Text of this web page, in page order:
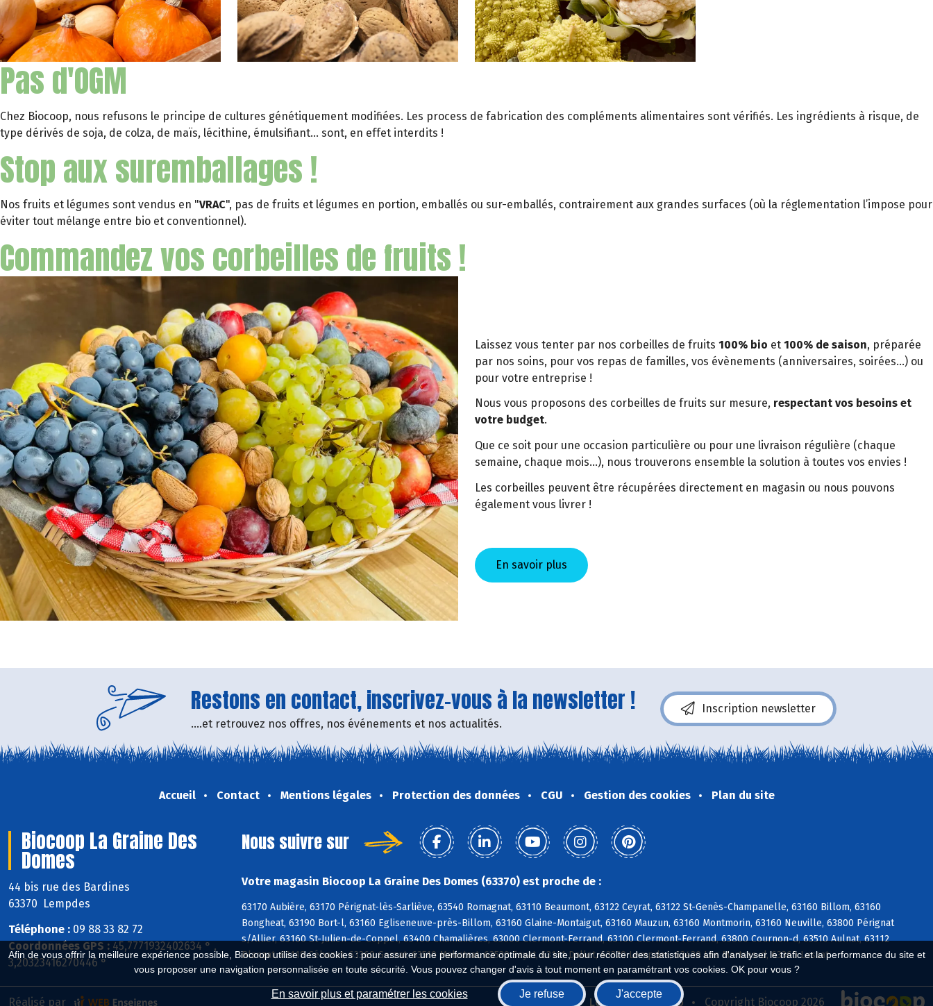
Afin de vous offrir la meilleure expérience possible, Biocoop utilise des cookies : pour assurer une performance optimale du site, pour récolter des statistiques afin d'analyser le trafic et la performance du site et
vous proposer une navigation personnalisée en toute sécurité. Vous pouvez changer d'avis à tout moment en paramétrant vos cookies. OK pour vous ?
En savoir plus et paramétrer les cookies Je refuse J'accepte
Pas d'OGM
Chez Biocoop, nous refusons le principe de cultures génétiquement modifiées. Les process de fabrication des compléments alimentaires sont vérifiés. Les ingrédients à risque, de
type dérivés de soja, de colza, de maïs, lécithine, émulsifiant... sont, en effet interdits !
Stop aux suremballages !
Nos fruits et légumes sont vendus en "VRAC", pas de fruits et légumes en portion, emballés ou sur-emballés, contrairement aux grandes surfaces (où la réglementation l’impose pour
éviter tout mélange entre bio et conventionnel).
Commandez vos corbeilles de fruits !
Laissez vous tenter par nos corbeilles de fruits 100% bio et 100% de saison, préparée
par nos soins, pour vos repas de familles, vos évènements (anniversaires, soirées...) ou
pour votre entreprise !
Nous vous proposons des corbeilles de fruits sur mesure, respectant vos besoins et
votre budget.
Que ce soit pour une occasion particulière ou pour une livraison régulière (chaque
semaine, chaque mois...), nous trouverons ensemble la solution à toutes vos envies !
Les corbeilles peuvent être récupérées directement en magasin ou nous pouvons
également vous livrer !
En savoir plus
Restons en contact, inscrivez-vous à la newsletter !
....et retrouvez nos offres, nos événements et nos actualités.
Inscription newsletter
Accueil Contact Mentions légales Protection des données CGU Gestion des cookies Plan du site
Biocoop La Graine Des
Domes
44 bis rue des Bardines
63370 Lempdes
Téléphone : 09 88 33 82 72
Coordonnées GPS : 45,7771932402634 ° ,
3,20323416270446 °
Nous suivre sur
Votre magasin Biocoop La Graine Des Domes (63370) est proche de :
63170 Aubière, 63170 Pérignat-lès-Sarliève, 63540 Romagnat, 63110 Beaumont, 63122 Ceyrat, 63122 St-Genès-Champanelle, 63160 Billom, 63160
Bongheat, 63190 Bort-l, 63160 Egliseneuve-près-Billom, 63160 Glaine-Montaigut, 63160 Mauzun, 63160 Montmorin, 63160 Neuville, 63800 Pérignat
s/Allier, 63160 St-Julien-de-Coppel, 63400 Chamalières, 63000 Clermont-Ferrand, 63100 Clermont-Ferrand, 63800 Cournon-d, 63510 Aulnat, 63112
Blanzat, 63118 Cébazat, 63360 Gerzat, 63510 Malintrat, 63530 Sayat, 63111 Dallet, 63370 Lempdes, 63430 Les Martres-d, 63360 Lussat
Biocoop.fr Le réseau Biocoop Copyright Biocoop 2026
Réalisé par